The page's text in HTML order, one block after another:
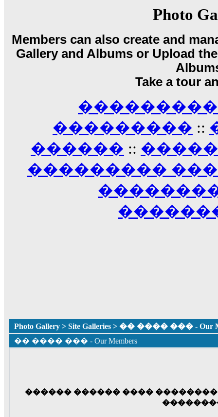
Echo, ���� �� ������� ��
������ �� �����.. "������" ���
15:33
��������� ����, ���������
����� ��������� ��
������! ��� ������ �� �����...
������� ���� ���� ������;
Photo
Members can also create and
Gallery and Albums or Upload
Take a tour
���������
��������� ::
������ ::
���������
Photo Gallery > Site Galleries > �� ���� ��� - Our
�� ���� ��� - Our Members
������ ������ ����